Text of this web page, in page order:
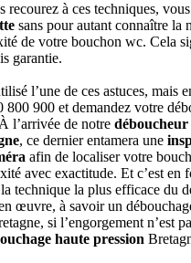
recourez à ces techniques,
sans pour autant connaître la
de votre bouchon wc. Cela
garantie.
l’une de ces astuces, mais
800 900 et demandez votre
l’arrivée de notre déboucheur
, ce dernier entamera une
afin de localiser votre
avec exactitude. Et c’est en
technique la plus efficace du
œuvre, à savoir un
si l’engorgement n’est
haute pression